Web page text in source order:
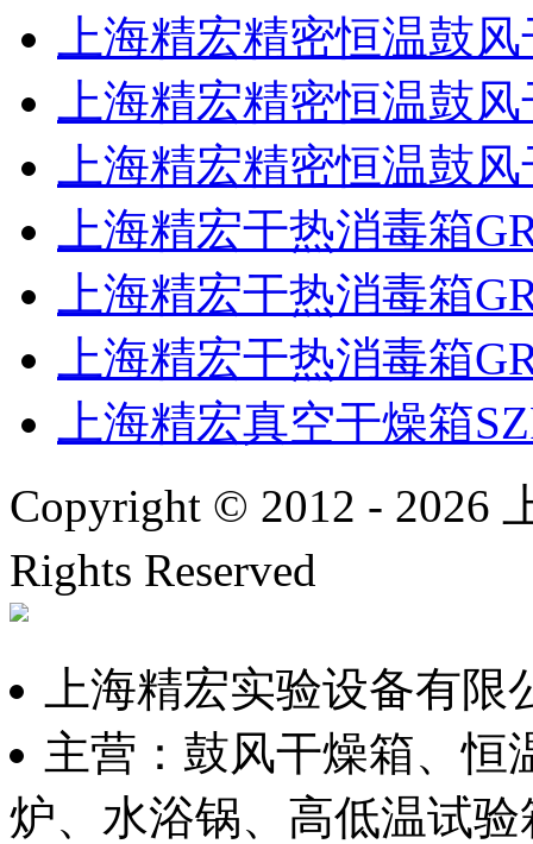
上海精宏精密恒温鼓
上海精宏精密恒温鼓
上海精宏精密恒温鼓
上海精宏干热消毒箱
上海精宏干热消毒箱
上海精宏干热消毒箱
上海精宏真空干燥箱
Copyright © 2012 - 2026
Rights Reserved
上海精宏实验设备有限
主营：鼓风干燥箱、恒
炉、水浴锅、高低温试验